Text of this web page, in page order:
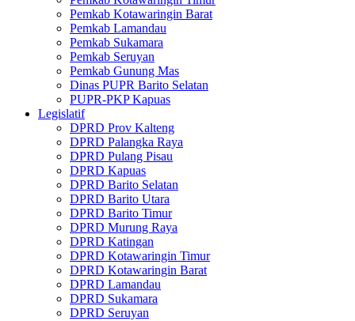
Pemkab Kotawaringin Barat
Pemkab Lamandau
Pemkab Sukamara
Pemkab Seruyan
Pemkab Gunung Mas
Dinas PUPR Barito Selatan
PUPR-PKP Kapuas
Legislatif
DPRD Prov Kalteng
DPRD Palangka Raya
DPRD Pulang Pisau
DPRD Kapuas
DPRD Barito Selatan
DPRD Barito Utara
DPRD Barito Timur
DPRD Murung Raya
DPRD Katingan
DPRD Kotawaringin Timur
DPRD Kotawaringin Barat
DPRD Lamandau
DPRD Sukamara
DPRD Seruyan